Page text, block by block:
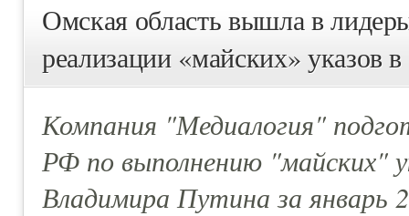
Омская область вышла в
реализации «майских»
Компания "Медиалогия"
РФ по выполнению "майских"
Владимира Путина за январь